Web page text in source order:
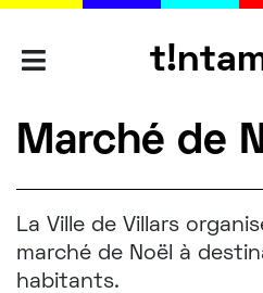
AGENCES
SAVOIR-
FAIRE
Marché de
La Ville de Villars
marché de Noël à
habitants.